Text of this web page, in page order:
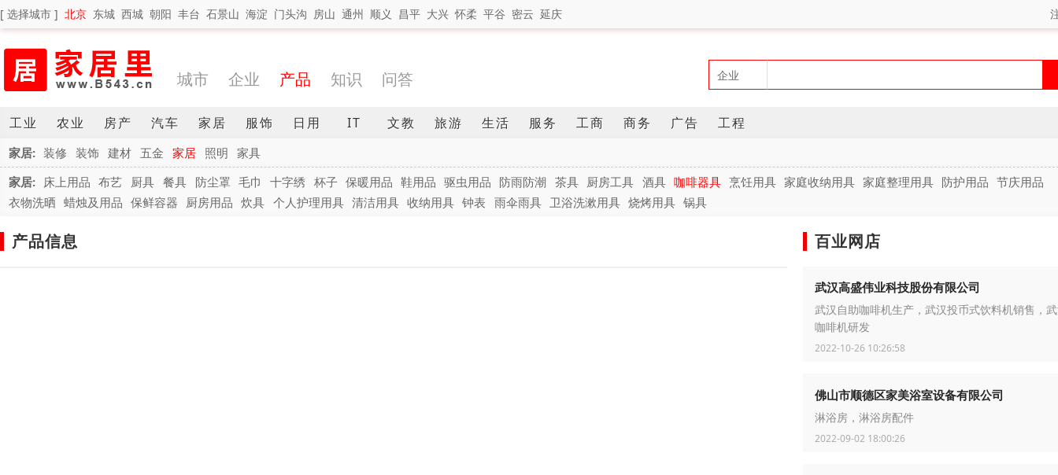
[ 选择城市 ] 北京 东城 西城 朝阳 丰台 石景山 海淀 门头沟 房山 通州 顺义 昌平 大兴 怀柔 平谷 密云 延庆
城市 企业 产品 知识 问答
工业 农业 房产 汽车 家居 服饰 日用 IT 文教 旅游 生活 服务 工商 商务 广告 工程
家居: 装修 装饰 建材 五金 家居 照明 家具
家居: 床上用品 布艺 厨具 餐具 防尘罩 毛巾 十字绣 杯子 保暖用品 鞋用品 驱虫用品 防雨防潮 茶具 厨房工具 酒具 咖啡器具 烹饪用具 家庭收纳用具 家庭整理用具 防护用品 节庆用品
衣物洗晒 蜡烛及用品 保鲜容器 厨房用品 炊具 个人护理用具 清洁用具 收纳用具 钟表 雨伞雨具 卫浴洗漱用具 烧烤用具 锅具
产品信息 百业网店
武汉高盛伟业科技股份有限公司
武汉自助咖啡机生产，武汉投币式饮料机销售，
咖啡机研发
2022-10-26 10:26:58
佛山市顺德区家美浴室设备有限公司
淋浴房，淋浴房配件
2022-09-02 18:00:26